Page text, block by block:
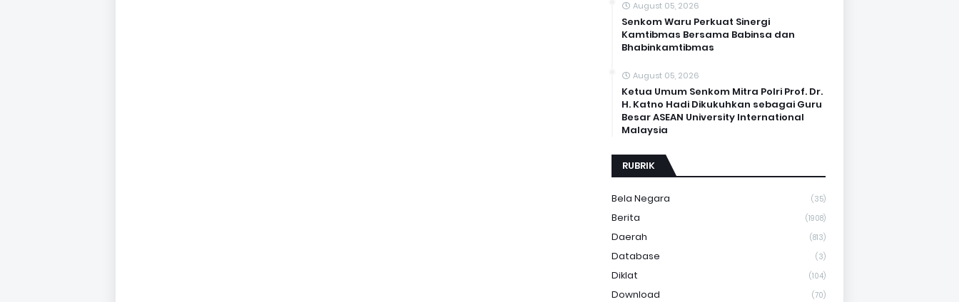
August 05, 2026
Senkom Waru Perkuat Sinergi
Kamtibmas Bersama Babinsa dan
Bhabinkamtibmas
August 05, 2026
Ketua Umum Senkom Mitra Polri Prof. Dr.
H. Katno Hadi Dikukuhkan sebagai Guru
Besar ASEAN University International
Malaysia
RUBRIK
Bela Negara (35)
Berita (1908)
Daerah (813)
Database (3)
Diklat (104)
Download (70)